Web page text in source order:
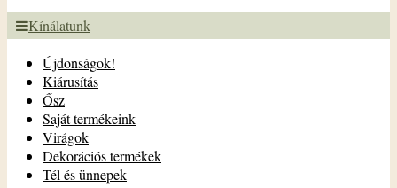
Kínálatunk
Újdonságok!
Kiárusítás
Ősz
Saját termékeink
Virágok
Dekorációs termékek
Tél és ünnepek